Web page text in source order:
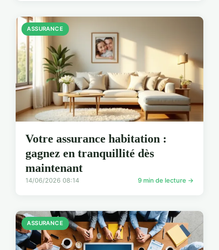
ASSURANCE
Votre assurance habitation :
gagnez en tranquillité dès
maintenant
14/06/2026 08:14 9 min de lecture →
ASSURANCE